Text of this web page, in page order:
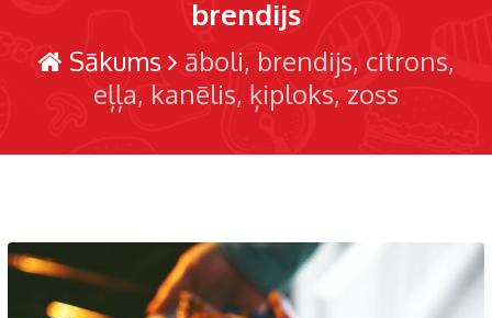
brendijs
Sākums āboli brendijs citrons
eļļa kanēlis ķiploks zoss